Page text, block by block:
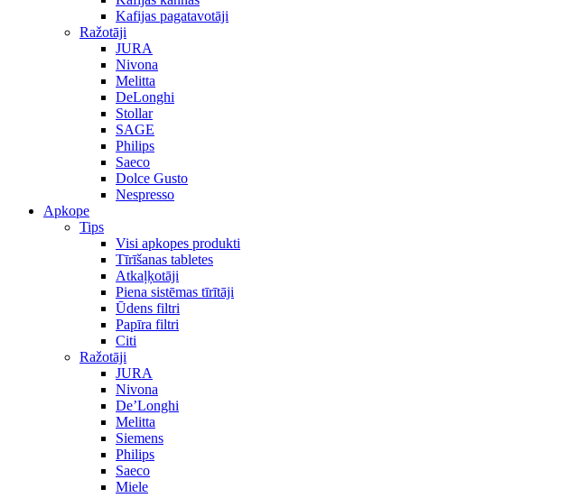
Kafijas pagatavotāji
Ražotāji
JURA
Nivona
Melitta
DeLonghi
Stollar
SAGE
Philips
Saeco
Dolce Gusto
Nespresso
Apkope
Tips
Visi apkopes produkti
Tīrīšanas tabletes
Atkaļķotāji
Piena sistēmas tīrītāji
Ūdens filtri
Papīra filtri
Citi
Ražotāji
JURA
Nivona
De’Longhi
Melitta
Siemens
Philips
Saeco
Miele